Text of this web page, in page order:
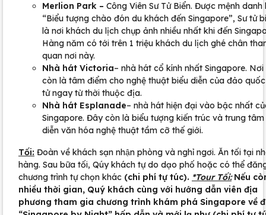
Merlion Park – Công Viên Sư Tử Biển. Được mệnh danh
“Biểu tượng chào đón du khách đến Singapore”, Sư tử
là nơi khách du lịch chụp ảnh nhiều nhất khi đến
Hàng năm có tới trên 1 triệu khách du lịch ghé chân
quan nơi này.
Nhà hát Victoria– nhà hát cổ kính nhất Singapore.
còn là tâm điểm cho nghệ thuật biểu diễn của đảo
tử ngay từ thời thuộc địa.
Nhà hát Esplanade– nhà hát hiện đại vào bậc nhất
Singapore. Đây còn là biểu tượng kiến trúc và trung tâm
diễn văn hóa nghệ thuật tầm cỡ thế giới.
Tối: Đoàn về khách sạn nhận phòng và nghỉ ngơi. Ăn tối tại
hàng. Sau bữa tối, Qúy khách tự do dạo phố hoặc có thể
chương trình tự chọn khác (chi phí tự túc). *Tour Tối:Nếu
nhiều thời gian, Quý khách cùng với hướng dẫn viên địa
phương tham gia chương trình khám phá Singapore về